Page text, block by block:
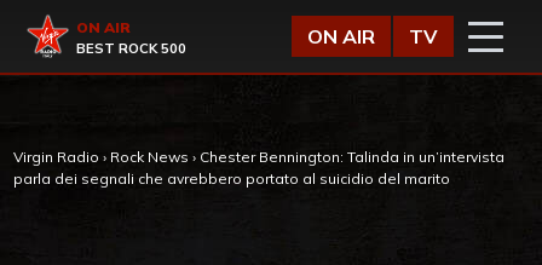
Virgin Radio
ON AIR
BEST ROCK 500
ON AIR TV
Virgin Radio › Rock News › Chester Bennington: Talinda in un’intervista
parla dei segnali che avrebbero portato al suicidio del marito